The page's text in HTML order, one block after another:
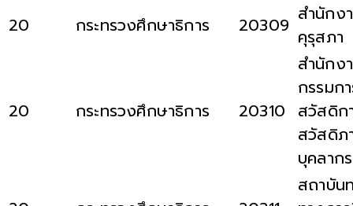
20
กระทรวงศึกษาธิการ 20309 สำนักง
คุรุสภา
20 กระทรวงศึกษาธิการ 20310
สำนักง
กรรมก
สวัสดิก
สวัสดิภ
บุคลาก
สถาบัน